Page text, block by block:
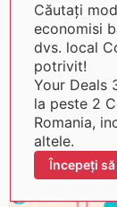
Căutați
economisi
dvs. local
potrivit!
Your Deals
la peste 2
Romania,
altele.
Începeți